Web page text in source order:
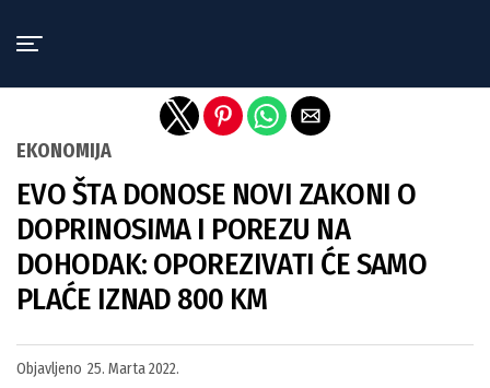
EKONOMIJA
EVO ŠTA DONOSE NOVI ZAKONI O
DOPRINOSIMA I POREZU NA
DOHODAK: OPOREZIVATI ĆE SAMO
PLAĆE IZNAD 800 KM
Objavljeno 25. Marta 2022.